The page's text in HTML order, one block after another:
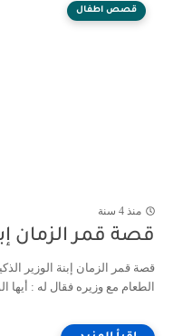
قصص اطفال
منذ 4 سنة
قصة قمر الزمان
قصة قمر الزمان إبنة الوزير
الطعام مع وزيره فقال له : أيها